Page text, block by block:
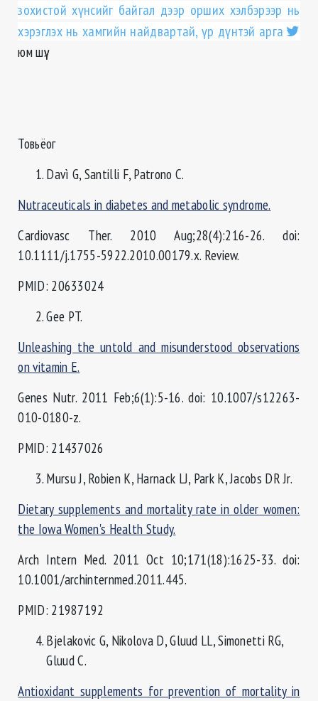
зохистой хүнсийг байгал дээр орших хэлбэрээр нь
хэрэглэх нь хамгийн найдвартай, үр дүнтэй арга
юм шүү.
Товьёог
Davì G, Santilli F, Patrono C.
Nutraceuticals in diabetes and metabolic syndrome.
Cardiovasc Ther. 2010 Aug;28(4):216-26. doi:
10.1111/j.1755-5922.2010.00179.x. Review.
PMID: 20633024
Gee PT.
Unleashing the untold and misunderstood observations
on vitamin E.
Genes Nutr. 2011 Feb;6(1):5-16. doi: 10.1007/s12263-
010-0180-z.
PMID: 21437026
Mursu J, Robien K, Harnack LJ, Park K, Jacobs DR Jr.
Dietary supplements and mortality rate in older women:
the Iowa Women's Health Study.
Arch Intern Med. 2011 Oct 10;171(18):1625-33. doi:
10.1001/archinternmed.2011.445.
PMID: 21987192
Bjelakovic G, Nikolova D, Gluud LL, Simonetti RG,
Gluud C.
Antioxidant supplements for prevention of mortality in